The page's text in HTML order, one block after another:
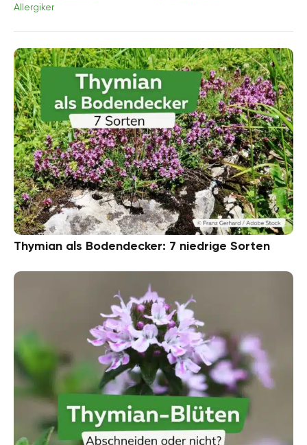
Allergiker
Thymian als Bodendecker: 7 niedrige Sorten